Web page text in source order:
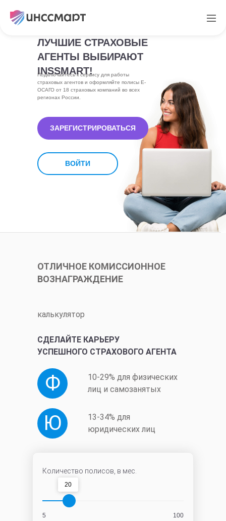
ЛУЧШИЕ СТРАХОВЫЕ
АГЕНТЫ ВЫБИРАЮТ
INSSMART!
Подключайтесь к сервису для работы
страховых агентов и оформляйте полисы Е-
ОСАГО от 18 страховых компаний во всех
регионах России.
ВОЙТИ
ЗАРЕГИСТРИРОВАТЬСЯ
калькулятор
СДЕЛАЙТЕ КАРЬЕРУ
УСПЕШНОГО СТРАХОВОГО АГЕНТА
Количество полисов, в мес.
20
5 100
ОТЛИЧНОЕ КОМИССИОННОЕ
ВОЗНАГРАЖДЕНИЕ
10-29% для физических
лиц и самозанятых
13-34% для
юридических лиц
Ф
Ю